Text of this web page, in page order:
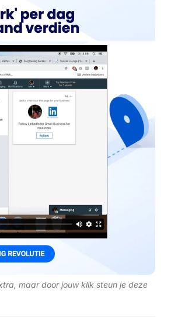
maar door jouw klik steun je deze